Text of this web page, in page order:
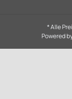
* Alle
Powered